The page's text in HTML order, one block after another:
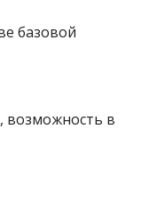
базовой
возможность в